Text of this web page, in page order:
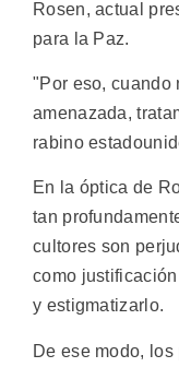
Rosen, actual
para la Paz.
"Por eso, cuando
amenazada,
rabino
En la óptica de
tan
cultores son
como
y estigmatizarlo.
De ese modo,